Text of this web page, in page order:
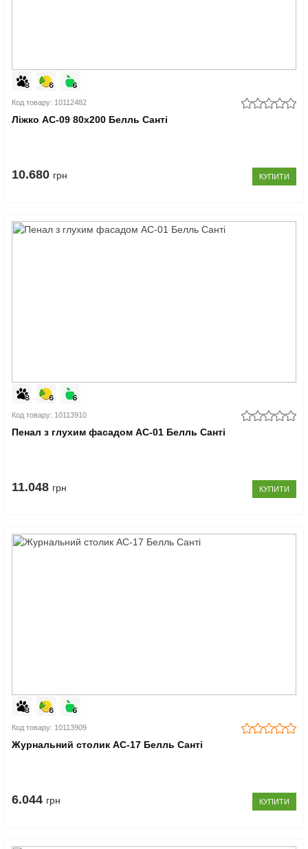
Код товару: 10112482
Ліжко АС-09 80x200 Белль Санті
10.680 грн КУПИТИ
Код товару: 10113910
Пенал з глухим фасадом АС-01 Белль Санті
11.048 грн КУПИТИ
Код товару: 10113909
Журнальний столик АС-17 Белль Санті
6.044 грн КУПИТИ